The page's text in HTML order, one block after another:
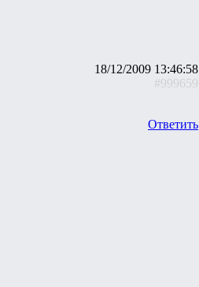
18/12/2009 13:46:58
#999659
Ответить